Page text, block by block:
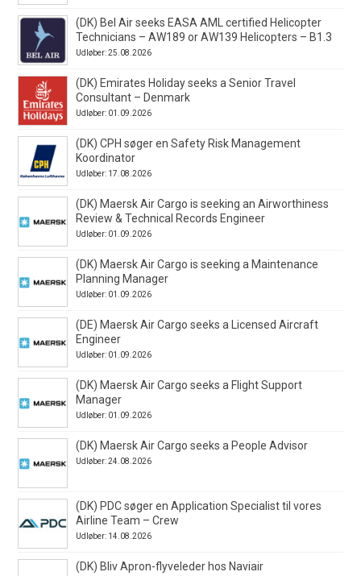
(DK) Bel Air seeks EASA AML certified Helicopter
Technicians – AW189 or AW139 Helicopters – B1.3
Udløber: 25.08.2026
(DK) Emirates Holiday seeks a Senior Travel
Consultant – Denmark
Udløber: 01.09.2026
(DK) CPH søger en Safety Risk Management
Koordinator
Udløber: 17.08.2026
(DK) Maersk Air Cargo is seeking an Airworthiness
Review & Technical Records Engineer
Udløber: 01.09.2026
(DK) Maersk Air Cargo is seeking a Maintenance
Planning Manager
Udløber: 01.09.2026
(DE) Maersk Air Cargo seeks a Licensed Aircraft
Engineer
Udløber: 01.09.2026
(DK) Maersk Air Cargo seeks a Flight Support
Manager
Udløber: 01.09.2026
(DK) Maersk Air Cargo seeks a People Advisor
Udløber: 24.08.2026
(DK) PDC søger en Application Specialist til vores
Airline Team – Crew
Udløber: 14.08.2026
(DK) Bliv Apron-flyveleder hos Naviair